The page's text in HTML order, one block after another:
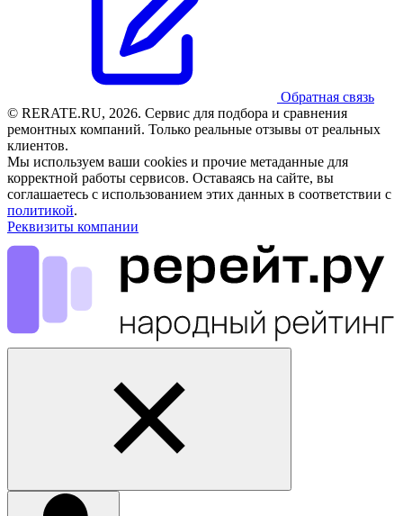
Обратная связь
© RERATE.RU, 2026. Сервис для подбора и сравнения
ремонтных компаний. Только реальные отзывы от реальных
клиентов.
Мы используем ваши cookies и прочие метаданные для
корректной работы сервисов. Оставаясь на сайте, вы
соглашаетесь с использованием этих данных в соответствии с
политикой.
Реквизиты компании